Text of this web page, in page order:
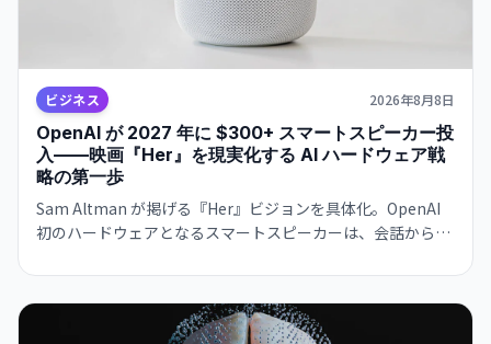
ビジネス 2026年8月8日
OpenAI が 2027 年に $300+ スマートスピーカー投
入——映画『Her』を現実化する AI ハードウェア戦
略の第一歩
Sam Altman が掲げる『Her』ビジョンを具体化。OpenAI
初のハードウェアとなるスマートスピーカーは、会話から学
定。